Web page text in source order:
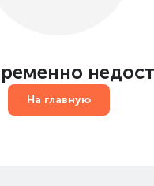
На главную